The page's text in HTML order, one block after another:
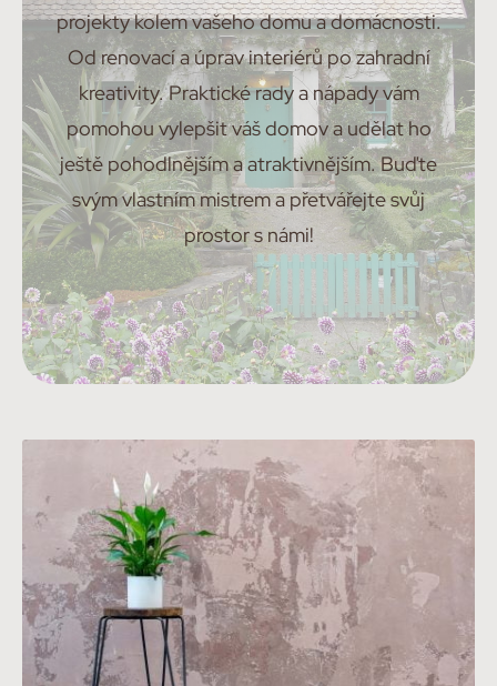
projekty kolem vašeho domu a domácnosti.
Od renovací a úprav interiérů po zahradní
kreativity. Praktické rady a nápady vám
pomohou vylepšit váš domov a udělat ho
ještě pohodlnějším a atraktivnějším. Buďte
svým vlastním mistrem a přetvářejte svůj
prostor s námi!